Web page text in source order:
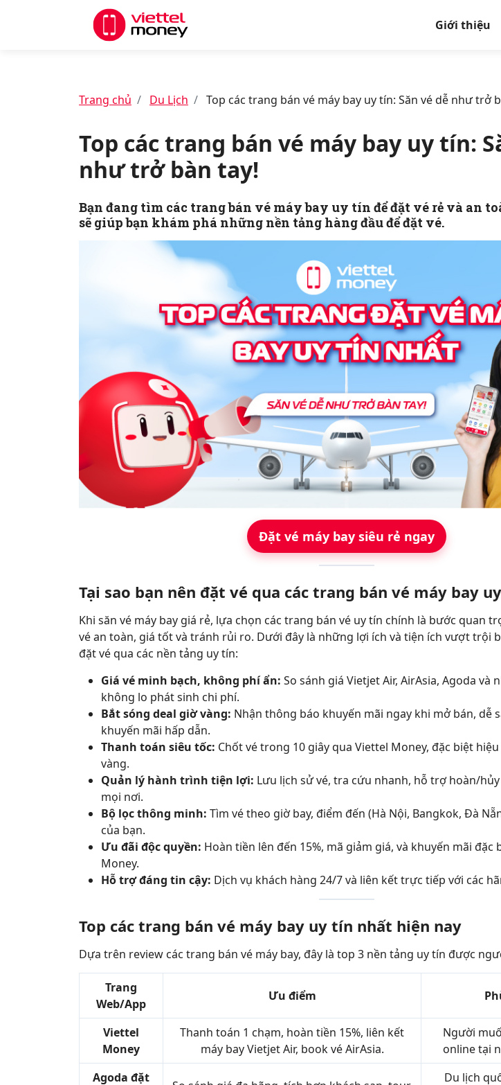
Giới thiệu
Trang chủ Du Lịch Top các trang bán vé máy bay uy tín: Săn vé dễ như trở
Top các trang bán vé máy bay uy tín:
như trở bàn tay!
Bạn đang tìm các trang bán vé máy bay uy tín để đặt vé rẻ và an
sẽ giúp bạn khám phá những nền tảng hàng đầu để đặt vé.
Đặt vé máy bay siêu rẻ ngay
Tại sao bạn nên đặt vé qua các trang bán vé máy bay
Khi săn vé máy bay giá rẻ, lựa chọn các trang bán vé uy tín chính là bước quan
vé an toàn, giá tốt và tránh rủi ro. Dưới đây là những lợi ích và tiện ích vượt trội
đặt vé qua các nền tảng uy tín:
Giá vé minh bạch, không phí ẩn: So sánh giá Vietjet Air, AirAsia, Agoda và
không lo phát sinh chi phí.
Bắt sóng deal giờ vàng: Nhận thông báo khuyến mãi ngay khi mở bán, dễ
khuyến mãi hấp dẫn.
Thanh toán siêu tốc: Chốt vé trong 10 giây qua Viettel Money, đặc biệt
vàng.
Quản lý hành trình tiện lợi: Lưu lịch sử vé, tra cứu nhanh, hỗ trợ hoàn/
mọi nơi.
Bộ lọc thông minh: Tìm vé theo giờ bay, điểm đến (Hà Nội, Bangkok, Đà
của bạn.
Ưu đãi độc quyền: Hoàn tiền lên đến 15%, mã giảm giá, và khuyến mãi đặc
Money.
Hỗ trợ đáng tin cậy: Dịch vụ khách hàng 24/7 và liên kết trực tiếp với các
Top các trang bán vé máy bay uy tín nhất hiện nay
Dựa trên review các trang bán vé máy bay, đây là top 3 nền tảng uy tín được
Trang
Web/App
Ưu điểm
Viettel
Money
Thanh toán 1 chạm, hoàn tiền 15%, liên kết
máy bay Vietjet Air, book vé AirAsia.
Người
online tại
Agoda đặt
Du lịch